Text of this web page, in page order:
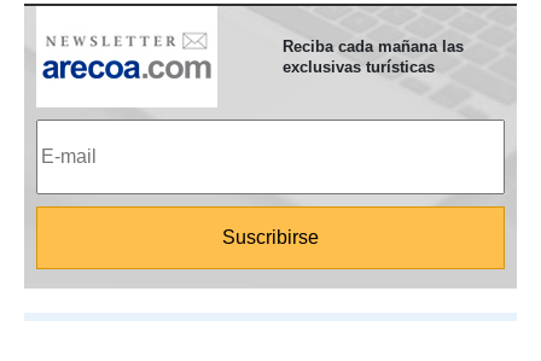
Reciba cada mañana las
exclusivas turísticas